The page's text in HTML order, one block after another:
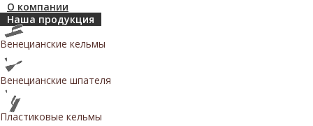
О компании
Наша продукция
Венецианские кельмы
Венецианские шпателя
Пластиковые кельмы